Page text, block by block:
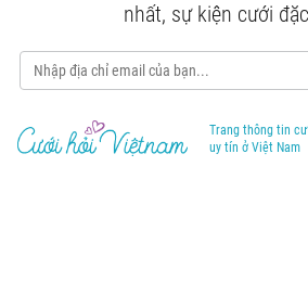
nhất, sự kiện cưới
Trang thông tin
uy tín ở Việt Nam